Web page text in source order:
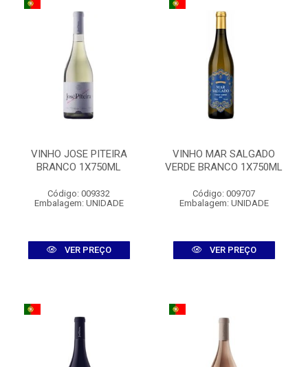
VINHO JOSE PITEIRA
BRANCO 1X750ML
Código: 009332
Embalagem: UNIDADE
VER PREÇO
VINHO MAR SALGADO
VERDE BRANCO 1X750ML
Código: 009707
Embalagem: UNIDADE
VER PREÇO